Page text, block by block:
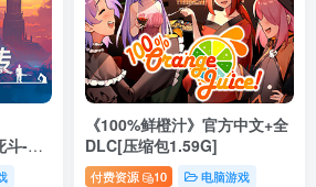
斗-战
《100%鲜橙汁》官方中文+全
DLC[压缩包1.59G]
付费资源 10 电脑游戏